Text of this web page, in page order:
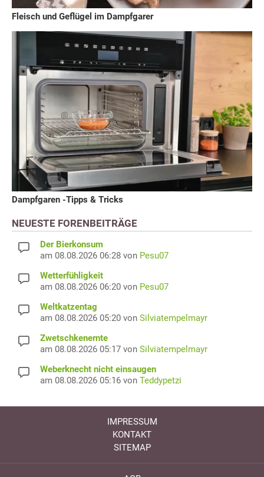
Fleisch und Geflügel im Dampfgarer
Dampfgaren -Tipps & Tricks
NEUESTE FORENBEITRÄGE
Der Bierkonsum
am 08.08.2026 06:28 von Pesu07
Wetterfühligkeit
am 08.08.2026 06:20 von Pesu07
Weltkatzentag
am 08.08.2026 05:20 von Silviatempelmayr
Zwetschkenernte
am 08.08.2026 05:17 von Silviatempelmayr
Weberknecht nicht einsaugen
am 08.08.2026 05:16 von Teddypetzi
IMPRESSUM
KONTAKT
SITEMAP